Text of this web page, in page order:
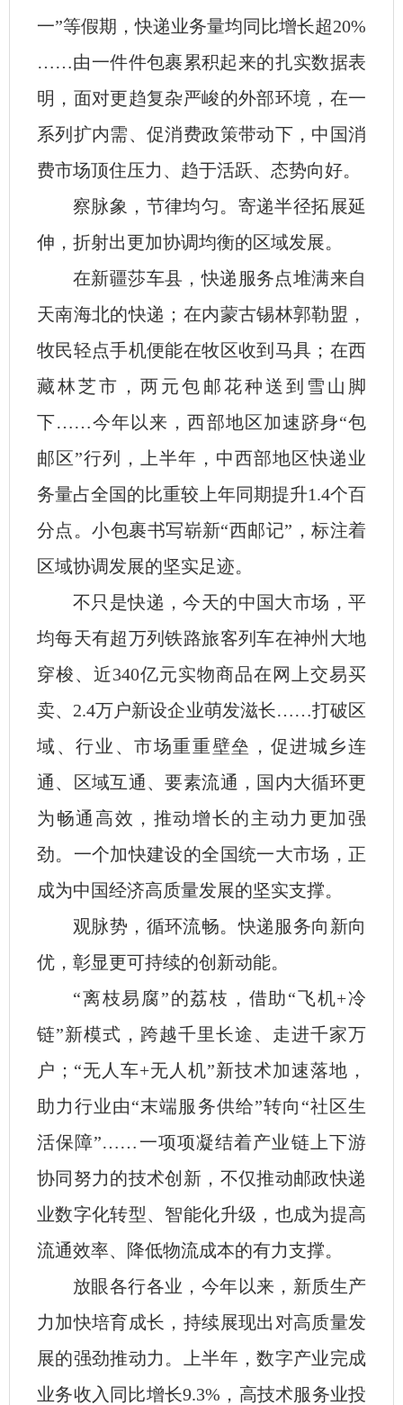
一”等假期，快递业务量均同比增长超20%
……由一件件包裹累积起来的扎实数据表
明，面对更趋复杂严峻的外部环境，在一
系列扩内需、促消费政策带动下，中国消
费市场顶住压力、趋于活跃、态势向好。
察脉象，节律均匀。寄递半径拓展延
伸，折射出更加协调均衡的区域发展。
在新疆莎车县，快递服务点堆满来自
天南海北的快递；在内蒙古锡林郭勒盟，
牧民轻点手机便能在牧区收到马具；在西
藏林芝市，两元包邮花种送到雪山脚
下……今年以来，西部地区加速跻身“包
邮区”行列，上半年，中西部地区快递业
务量占全国的比重较上年同期提升1.4个百
分点。小包裹书写崭新“西邮记”，标注着
区域协调发展的坚实足迹。
不只是快递，今天的中国大市场，平
均每天有超万列铁路旅客列车在神州大地
穿梭、近340亿元实物商品在网上交易买
卖、2.4万户新设企业萌发滋长……打破区
域、行业、市场重重壁垒，促进城乡连
通、区域互通、要素流通，国内大循环更
为畅通高效，推动增长的主动力更加强
劲。一个加快建设的全国统一大市场，正
成为中国经济高质量发展的坚实支撑。
观脉势，循环流畅。快递服务向新向
优，彰显更可持续的创新动能。
“离枝易腐”的荔枝，借助“飞机+冷
链”新模式，跨越千里长途、走进千家万
户；“无人车+无人机”新技术加速落地，
助力行业由“末端服务供给”转向“社区生
活保障”……一项项凝结着产业链上下游
协同努力的技术创新，不仅推动邮政快递
业数字化转型、智能化升级，也成为提高
流通效率、降低物流成本的有力支撑。
放眼各行各业，今年以来，新质生产
力加快培育成长，持续展现出对高质量发
展的强劲推动力。上半年，数字产业完成
业务收入同比增长9.3%，高技术服务业投